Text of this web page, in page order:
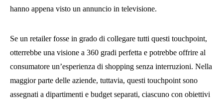
hanno appena visto un annuncio in televisione.
Se un retailer fosse in grado di collegare tutti questi touchpoint,
otterrebbe una visione a 360 gradi perfetta e potrebbe offrire al
consumatore un’esperienza di shopping senza interruzioni. Nella
maggior parte delle aziende, tuttavia, questi touchpoint sono
assegnati a dipartimenti e budget separati, ciascuno con obiettivi